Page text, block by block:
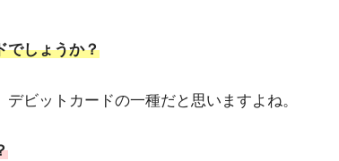
でしょうか？
ビットカードの一種だと思いますよね。